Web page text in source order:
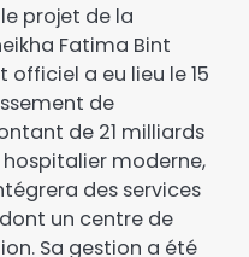
projet de la
Fatima Bint
a eu lieu le 15
de
de 21 milliards
moderne,
des services
un centre de
Sa gestion a été